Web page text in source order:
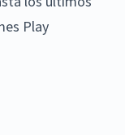
Play